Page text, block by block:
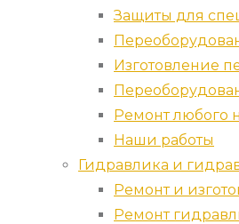
Защиты для
Изготовление
Ремонт любого
Наши работы
Гидравлика и
Ремонт и
Ремонт